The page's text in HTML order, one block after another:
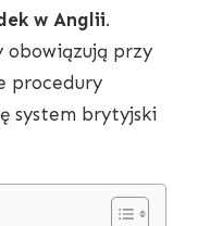
w Anglii.
obowiązują przy
procedury
system brytyjski